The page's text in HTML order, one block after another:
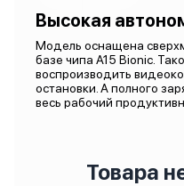
Высокая
Модель оснащена
базе чипа A15 Bionic.
воспроизводить
остановки. А полного
весь рабочий
Товара